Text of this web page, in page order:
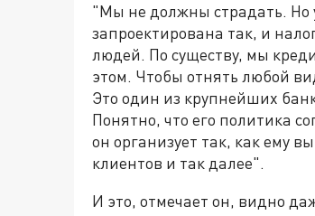
"Мы не должны страдать. Но
запроектирована так, и
людей. По существу, мы
этом. Чтобы отнять любой
Это один из крупнейших
Понятно, что его политика
он организует так, как ему
клиентов и так далее".
И это, отмечает он, видно